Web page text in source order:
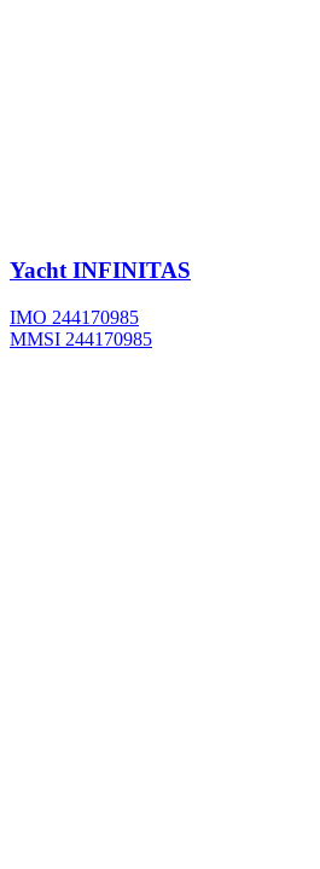
Yacht INFINITAS
IMO 244170985
MMSI 244170985